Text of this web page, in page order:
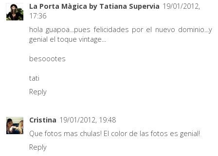
La Porta Màgica by Tatiana Supervia 19/01/2012,
17:36
hola guapoa...pues felicidades por el nuevo dominio...y
genial el toque vintage...
besoootes
tati
Reply
Cristina 19/01/2012, 19:48
Que fotos mas chulas! El color de las fotos es genial!
Reply